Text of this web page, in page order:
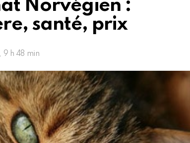
Norvégien :
santé, prix
9 h 48 min